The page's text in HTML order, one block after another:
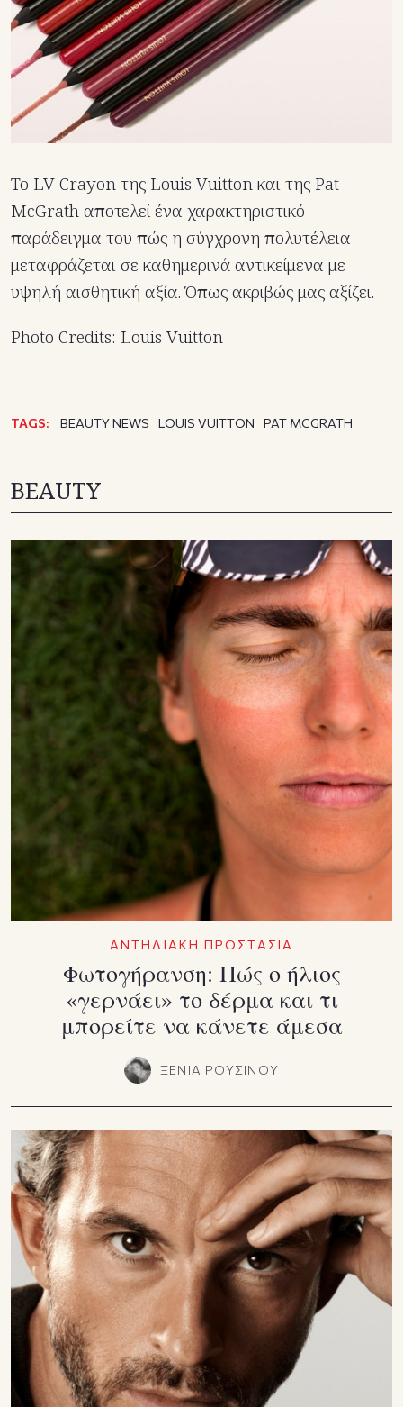
Το LV Crayon της Louis Vuitton και της Pat
McGrath αποτελεί ένα χαρακτηριστικό
παράδειγμα του πώς η σύγχρονη πολυτέλεια
μεταφράζεται σε καθημερινά αντικείμενα με
υψηλή αισθητική αξία. Όπως ακριβώς μας αξίζει.
Photo Credits: Louis Vuitton
TAGS: BEAUTY NEWS LOUIS VUITTON PAT MCGRATH
BEAUTY
ΑΝΤΗΛΙΑΚΗ ΠΡΟΣΤΑΣΙΑ
Φωτογήρανση: Πώς ο ήλιος
«γερνάει» το δέρμα και τι
μπορείτε να κάνετε άμεσα
ΞΕΝΙΑ ΡΟΥΣΙΝΟΥ